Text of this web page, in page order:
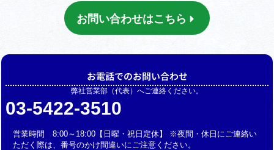
お問い合わせはこちら
お電話でのお問い合わせ
弊社営業部（代表）へご連絡ください。
03-5422-3510
営業時間 8:00～18:00【日曜・祝日定休】 ※夜間・休日にご連絡い
ただく際は、番号のかけ間違いにご注意ください。